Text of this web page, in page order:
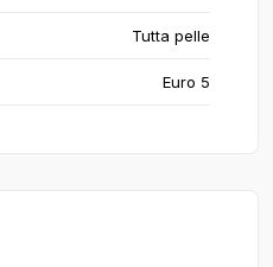
Tutta pelle
Euro 5